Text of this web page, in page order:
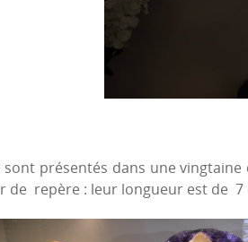
sont présentés dans une
de repère : leur longueur est de 7